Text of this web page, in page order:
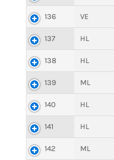
136 VE
137 HL
138 HL
139 ML
140 HL
141 HL
142 ML